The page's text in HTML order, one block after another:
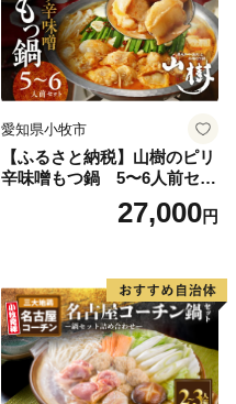
愛知県小牧市
【ふるさと納税】山樹のピリ
辛味噌もつ鍋 5〜6人前セッ
ト 山樹 国産 牛もつ ホルモン
モツ オンライン飲み会 ホー
時間
27,000円